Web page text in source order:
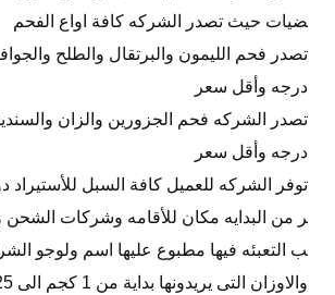
ضيات حيث تصدر الشركه كافة اواع الفحم
تصدر فحم الليمون والبرتقال والطلح
درجه وأقل سعر
تصدر الشركه فحم الجزورين والزان
درجه وأقل سعر
توفر الشركه للعميل كافة السبل
ر من البدايه مكان للأقامه وشركات الشحن
ب التعبئه فيها مطبوع عليها اسم ولوجو
والاوزان التى يريدونها بداية من 1 كجم الى 25 كجم